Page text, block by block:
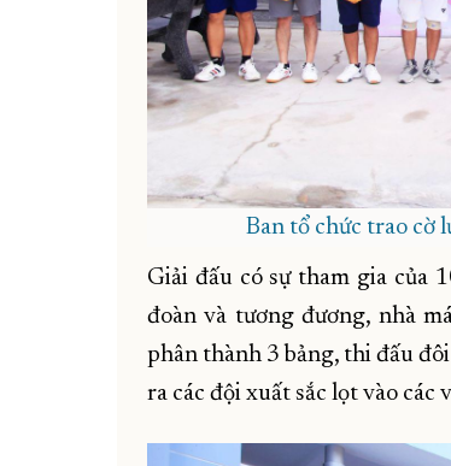
Ban tổ chức trao cờ
Giải đấu có sự tham gia của
đoàn và tương đương, nhà
phân thành 3 bảng, thi đấu
ra các đội xuất sắc lọt vào